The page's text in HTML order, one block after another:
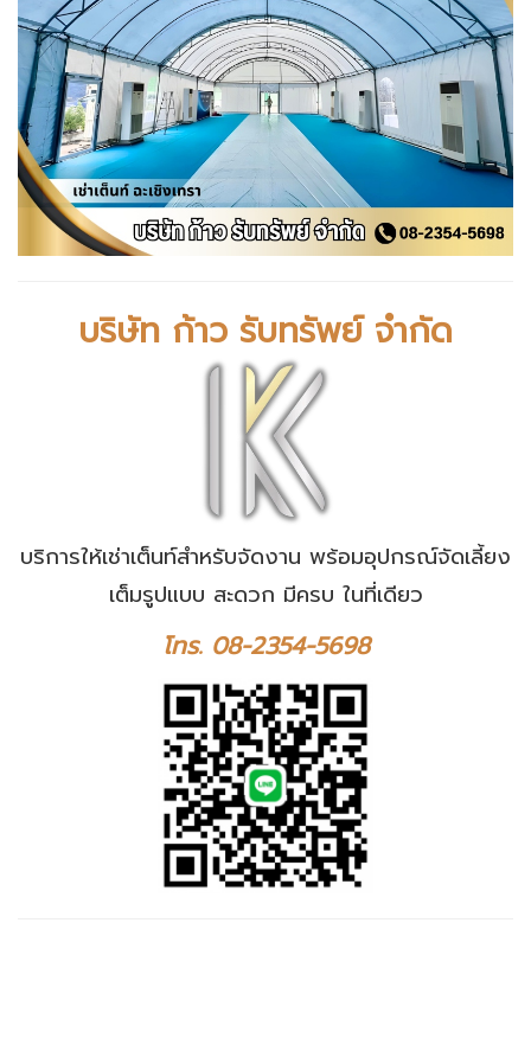
บริษัท ก้าว รับทรัพย์ จำกัด
บริการให้เช่าเต็นท์สำหรับจัดงาน พร้อมอุปกรณ์จัดเลี้ยง
เต็มรูปแบบ สะดวก มีครบ ในที่เดียว
โทร. 08-2354-5698